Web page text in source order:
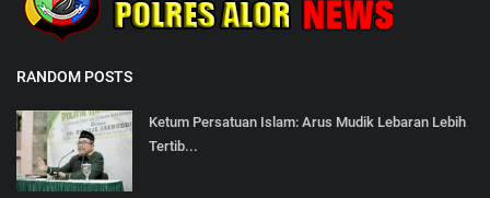
RANDOM POSTS
Ketum Persatuan Islam: Arus Mudik Lebaran Lebih
Tertib...